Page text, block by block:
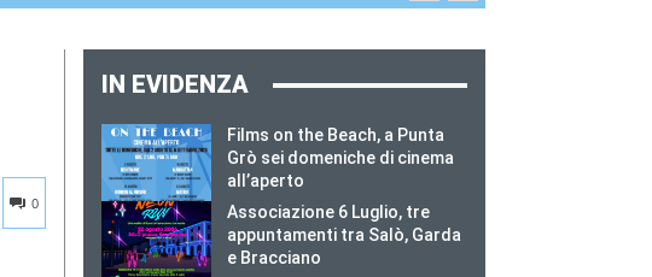
0
IN EVIDENZA
Films on the Beach, a Punta
Grò sei domeniche di cinema
all’aperto
Associazione 6 Luglio, tre
appuntamenti tra Salò, Garda
e Bracciano